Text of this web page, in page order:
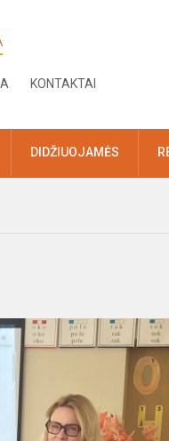
KONTAKTAI
DIDŽIUOJAMĖS